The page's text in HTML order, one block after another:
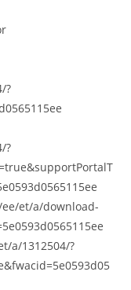
?
?
et/a/download-
a/1312504/?